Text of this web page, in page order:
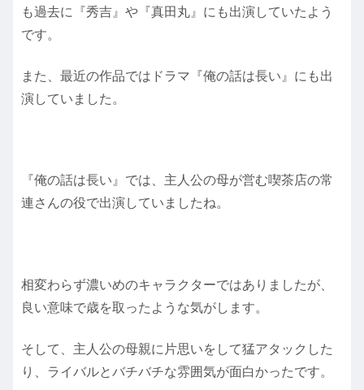
も過去に『秀吉』や『真田丸』にも出演していたよう
です。
また、最近の作品ではドラマ『俺の話は長い』にも出
演していました。
『俺の話は長い』では、主人公の母が営む喫茶店の常
連さんの役で出演していましたね。
相変わらず濃いめのキャラクターではありましたが、
良い意味で歳を取ったような気がします。
そして、主人公の母親に片思いをして猛アタックした
り、ライバルとバチバチな雰囲気が面白かったです。